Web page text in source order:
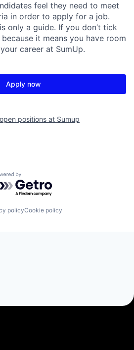
feel they need to meet
in order to apply for a job.
only a guide. If you don’t tick
it means you have room
career at SumUp.
Apply now
positions at Sumup
by Getro.com
policyCookie policy